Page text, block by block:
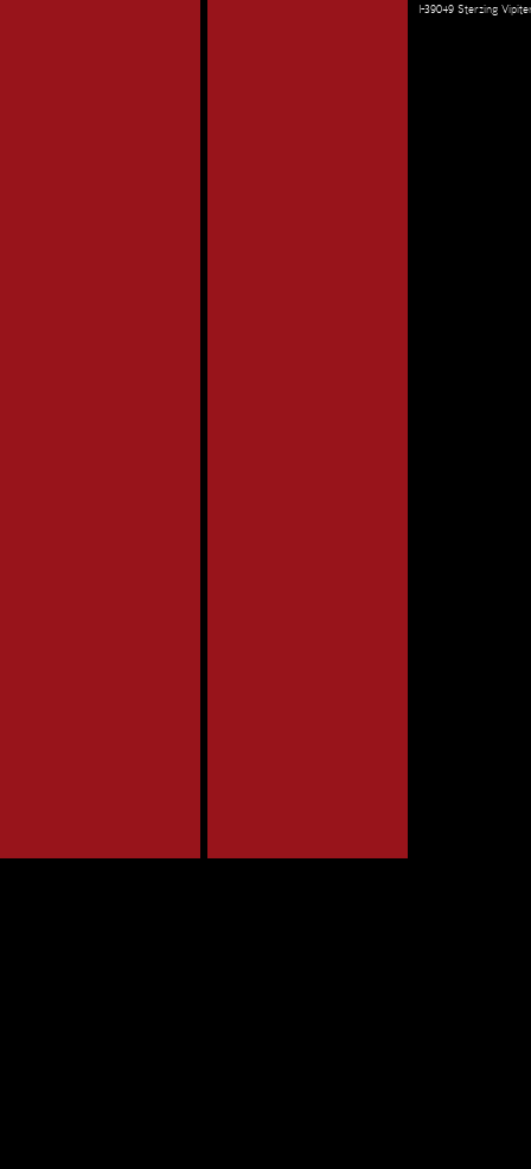
I-39049 Sterzing